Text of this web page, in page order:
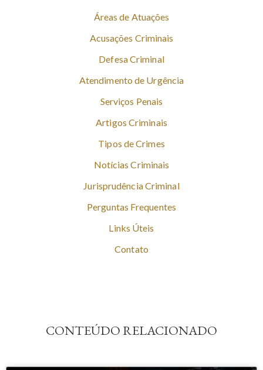
Áreas de Atuações
Acusações Criminais
Defesa Criminal
Atendimento de Urgência
Serviços Penais
Artigos Criminais
Tipos de Crimes
Notícias Criminais
Jurisprudência Criminal
Perguntas Frequentes
Links Úteis
Contato
CONTEÚDO RELACIONADO